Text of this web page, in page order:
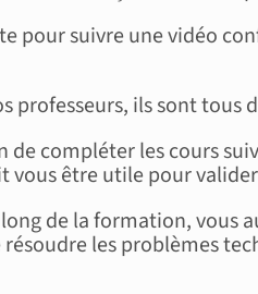
suivre une vidéo
professeurs, ils sont tous
compléter les cours
vous être utile pour
de la formation, vous
les problèmes